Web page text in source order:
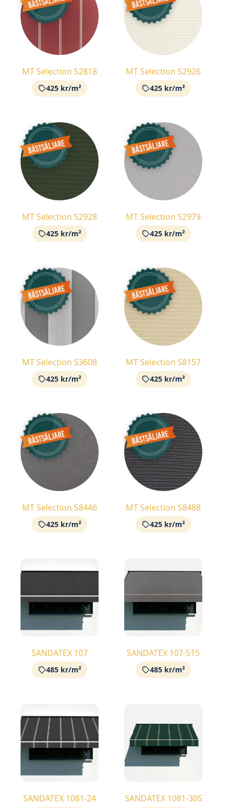
MT Selection S2818
425 kr/m²
MT Selection S2926
425 kr/m²
MT Selection S2928
425 kr/m²
MT Selection S2979
425 kr/m²
MT Selection S3608
425 kr/m²
MT Selection S8157
425 kr/m²
MT Selection S8446
425 kr/m²
MT Selection S8488
425 kr/m²
SANDATEX 107
485 kr/m²
SANDATEX 107-515
485 kr/m²
SANDATEX 1081-24 SANDATEX 1081-305